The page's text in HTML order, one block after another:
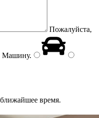
Пожалуйста,
Машину.
время.